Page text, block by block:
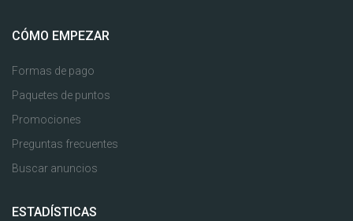
CÓMO EMPEZAR
Formas de pago
Paquetes de puntos
Promociones
Preguntas frecuentes
Buscar anuncios
ESTADÍSTICAS